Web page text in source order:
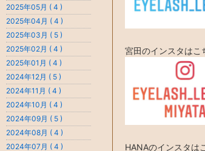
宮田のインスタはこ
HANAのインスタは
2025年05月 ( 4 )
2025年04月 ( 4 )
2025年03月 ( 5 )
2025年02月 ( 4 )
2025年01月 ( 4 )
2024年12月 ( 5 )
2024年11月 ( 4 )
2024年10月 ( 4 )
2024年09月 ( 5 )
2024年08月 ( 4 )
2024年07月 ( 4 )